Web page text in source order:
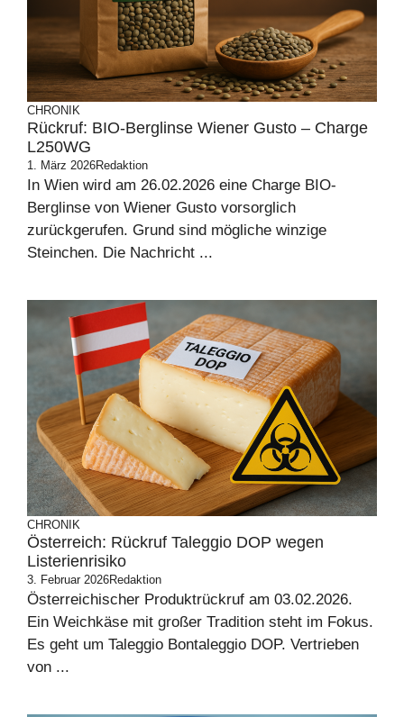
CHRONIK
Rückruf: BIO-Berglinse Wiener Gusto – Charge
L250WG
1. März 2026Redaktion
In Wien wird am 26.02.2026 eine Charge BIO-
Berglinse von Wiener Gusto vorsorglich
zurückgerufen. Grund sind mögliche winzige
Steinchen. Die Nachricht ...
CHRONIK
Österreich: Rückruf Taleggio DOP wegen
Listerienrisiko
3. Februar 2026Redaktion
Österreichischer Produktrückruf am 03.02.2026.
Ein Weichkäse mit großer Tradition steht im Fokus.
Es geht um Taleggio Bontaleggio DOP. Vertrieben
von ...